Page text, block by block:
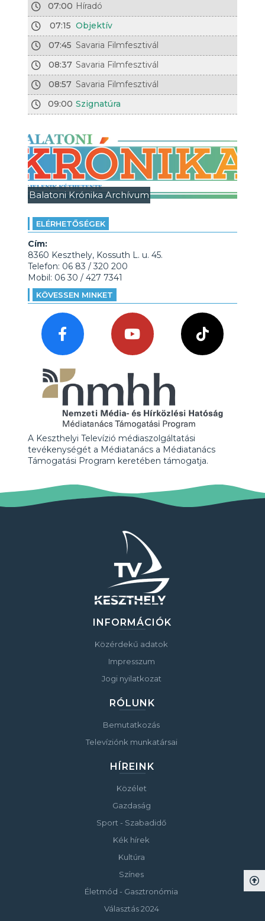
07:00 Híradó
07:15 Objektív
07:45 Savaria Filmfesztivál
08:37 Savaria Filmfesztivál
08:57 Savaria Filmfesztivál
09:00 Szignatúra
Balatoni Krónika Archívum
ELÉRHETŐSÉGEK
Cím:
8360 Keszthely, Kossuth L. u. 45.
Telefon: 06 83 / 320 200
Mobil: 06 30 / 427 7341
KÖVESSEN MINKET
A Keszthelyi Televízió médiaszolgáltatási
tevékenységét a Médiatanács a Médiatanács
Támogatási Program keretében támogatja.
INFORMÁCIÓK
Közérdekű adatok
Impresszum
Jogi nyilatkozat
RÓLUNK
Bemutatkozás
Televíziónk munkatársai
HÍREINK
Közélet
Gazdaság
Sport - Szabadidő
Kék hírek
Kultúra
Színes
Életmód - Gasztronómia
Választás 2024